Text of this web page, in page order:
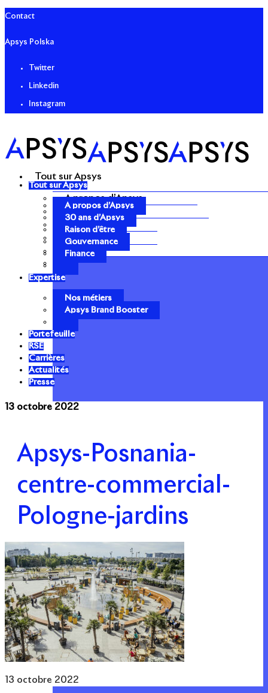
Contact
Apsys Polska
Twitter
Linkedin
Instagram
Tout sur Apsys
A propos d’Apsys
30 ans d’Apsys
Raison d’être
Gouvernance
Finance
Tout sur Apsys
A propos d’Apsys
30 ans d’Apsys
Raison d’être
Gouvernance
Finance
Expertise
Nos métiers
Apsys Brand Booster
Portefeuille
RSE
Carrières
Actualités
Presse
13 octobre 2022
Apsys-Posnania-
centre-commercial-
Pologne-jardins
13 octobre 2022